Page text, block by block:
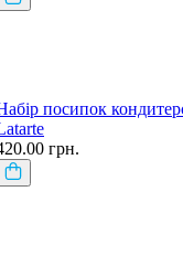
посипок
грн.